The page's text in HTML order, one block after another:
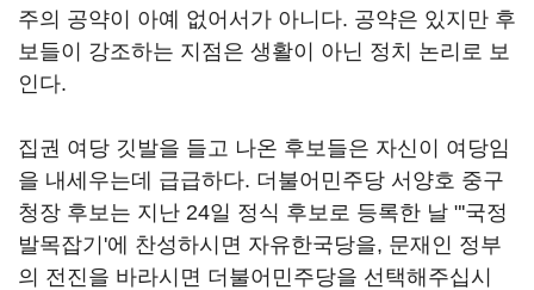
주의 공약이 아예 없어서가 아니다. 공약은 있지만 후
보들이 강조하는 지점은 생활이 아닌 정치 논리로 보
인다.
집권 여당 깃발을 들고 나온 후보들은 자신이 여당임
을 내세우는데 급급하다. 더불어민주당 서양호 중구
청장 후보는 지난 24일 정식 후보로 등록한 날 "'국정
발목잡기'에 찬성하시면 자유한국당을, 문재인 정부
의 전진을 바라시면 더불어민주당을 선택해주십시